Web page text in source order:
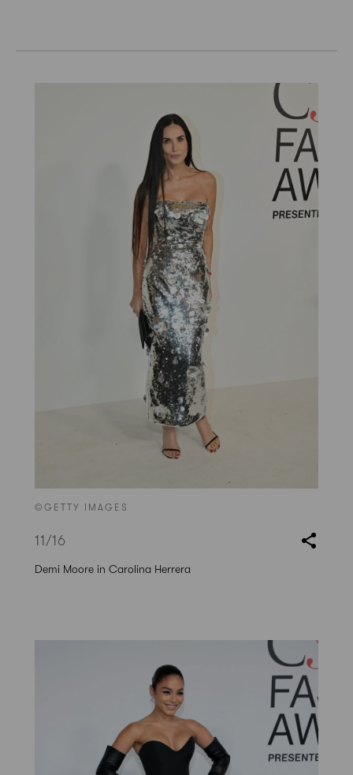
©GETTY IMAGES
11 /16
Demi Moore in Carolina Herrera